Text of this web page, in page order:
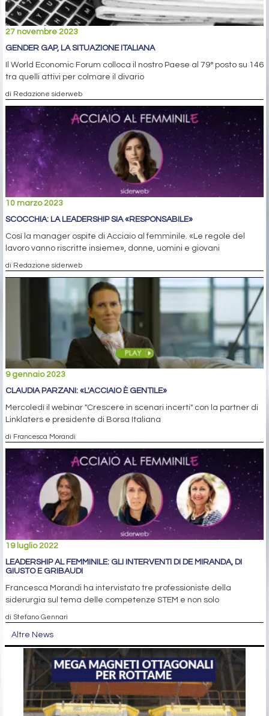
27 novembre 2023
GENDER GAP, LA SITUAZIONE ITALIANA
Il World Economic Forum colloca il nostro Paese al 79° posto su 146
tra quelli attivi per colmare il divario
di Redazione siderweb
10 marzo 2023
SCOCCHIA: LA LEADERSHIP SIA «RESPONSABILE»
Così la manager ospite di Acciaio al femminile. «Le regole del
lavoro vanno riscritte insieme», donne, uomini e giovani
di Redazione siderweb
9 gennaio 2023
CLAUDIA PARZANI: «L'ACCIAIO È GENTILE»
Mercoledì il webinar "Crescere in scenari incerti" con la partner di
Linklaters e presidente di Borsa Italiana
di Francesca Morandi
19 luglio 2022
LEADERSHIP AL FEMMINILE: GLI INTERVENTI DI DE MIRANDA, DI
GIUSTO E GRIBAUDI
Francesca Morandi ha intervistato tre professioniste della
siderurgia sul tema delle competenze STEM e non solo
di Stefano Gennari
Altre News